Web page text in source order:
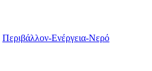
Περιβάλλον-Ενέργεια-Νερό